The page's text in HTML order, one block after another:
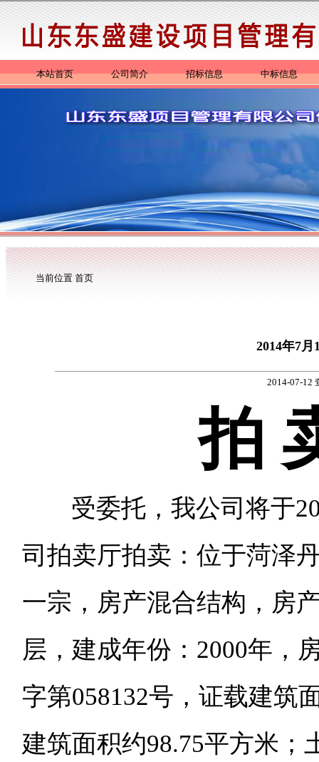
本站首页 公司简介 招标信息 中标信息
当前位置 首页
2014年7
2014-07-12
拍
受委托，我公司将于
司拍卖厅拍卖：位于菏泽
一宗，房产混合结构，房
层，建成年份： 2000年，
字第058132号，证载建筑
建筑面积约98.75平方米；